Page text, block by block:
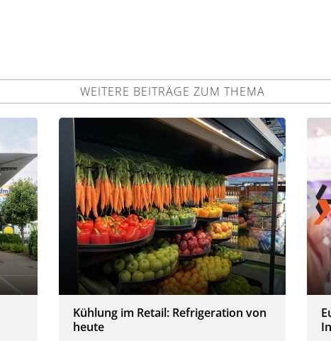
WEITERE BEITRÄGE ZUM THEMA
Kühlung im Retail: Refrigeration von
heute